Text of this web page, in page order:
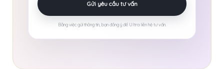
Bằng việc gửi thông tin, bạn đồng ý để Ultra liên hệ tư vấn.